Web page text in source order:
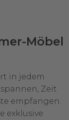
Möbel
in jedem
Zeit
empfangen.
exklusive